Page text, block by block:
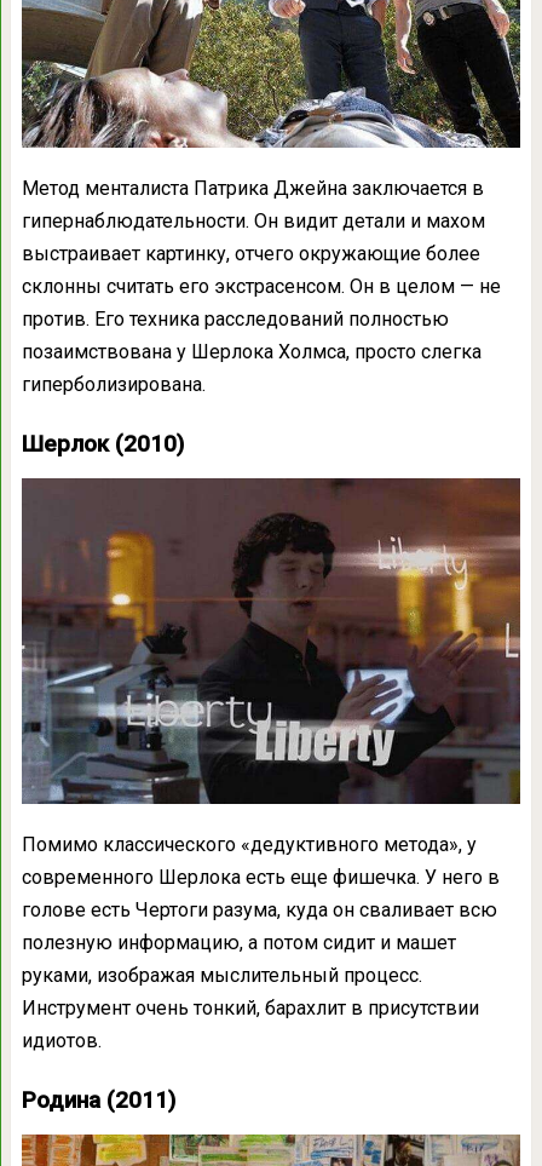
Метод менталиста Патрика Джейна заключается в
гипернаблюдательности. Он видит детали и махом
выстраивает картинку, отчего окружающие более
склонны считать его экстрасенсом. Он в целом — не
против. Его техника расследований полностью
позаимствована у Шерлока Холмса, просто слегка
гиперболизирована.
Шерлок (2010)
Помимо классического «дедуктивного метода», у
современного Шерлока есть еще фишечка. У него в
голове есть Чертоги разума, куда он сваливает всю
полезную информацию, а потом сидит и машет
руками, изображая мыслительный процесс.
Инструмент очень тонкий, барахлит в присутствии
идиотов.
Родина (2011)